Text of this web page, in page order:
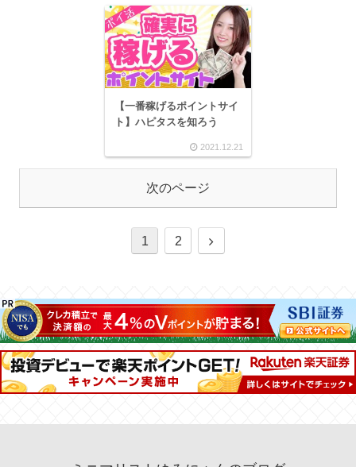
【一番稼げるポイントサイ
ト】ハピタスを知ろう
2021.12.21
次のページ
1 2